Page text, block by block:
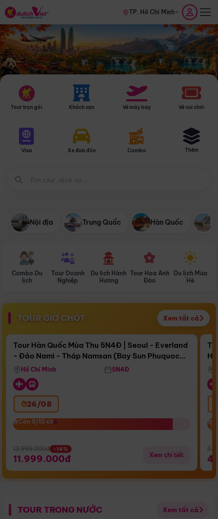
TP. Hồ Chí Minh
Tour trọn gói Khách sạn Vé máy bay Vé vui chơi
Visa Xe đưa đón Combo Thêm
Nội địa Trung Quốc Hàn Quốc
Combo Du
lịch
Tour Doanh
Nghiệp
Du lịch Hành
Hương
Tour Hoa Anh
Đào
Du lịch Mùa
Hè
TOUR GIỜ CHÓT Xem tất cả
Còn16 ngày 13:38:58
Bay Sun Phuquoc Airways
Điểm nổi bật
Tour Hàn Quốc Mùa Thu 5N4Đ | Seoul - Everland
- Đảo Nami - Tháp Namsan (Bay Sun Phuquoc
Airways)
Hồ Chí Minh 5N4Đ
26/08
Còn 9/10 chỗ
Còn 9/10 chỗ
13.999.000đ -14%
11.999.000đ Xem chi tiết
TOUR TRONG NƯỚC Xem tất cả
Điểm nổi bật